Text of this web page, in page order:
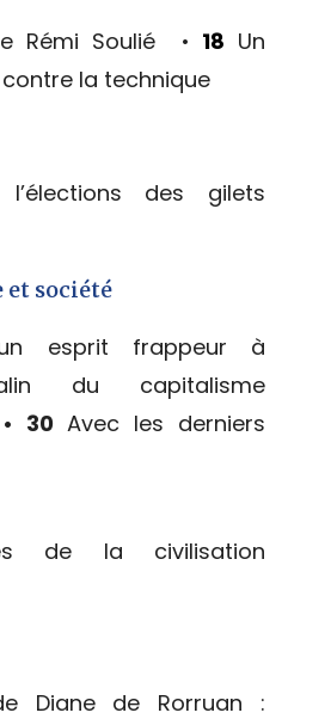
Rémi Soulié • 18 Un
la technique
l’élections des gilets
et société
esprit frappeur à
du capitalisme
• 30Avec les derniers
de la civilisation
Diane de Rorruan :